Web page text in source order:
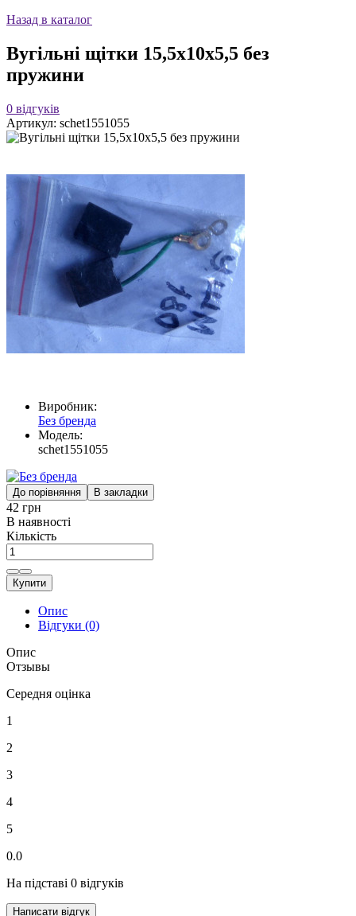
Назад в каталог
Вугільні щітки 15,5х10х5,5 без
пружини
0 відгуків
Артикул: schet1551055
Виробник:
Без бренда
Модель:
schet1551055
До порівняння В закладки
42 грн
В наявності
Кількість
Купити
Опис
Відгуки (0)
Опис
Отзывы
Середня оцінка
1
2
3
4
5
0.0
На підставі 0 відгуків
Написати відгук